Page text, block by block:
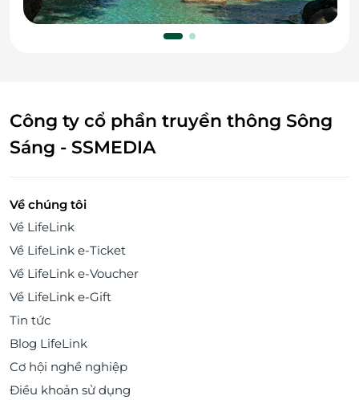
Công ty cổ phần truyền thông Sông
Sáng - SSMEDIA
Về chúng tôi
Về LifeLink
Về LifeLink e-Ticket
Về LifeLink e-Voucher
Về LifeLink e-Gift
Tin tức
Blog LifeLink
Cơ hội nghề nghiệp
Điều khoản sử dụng